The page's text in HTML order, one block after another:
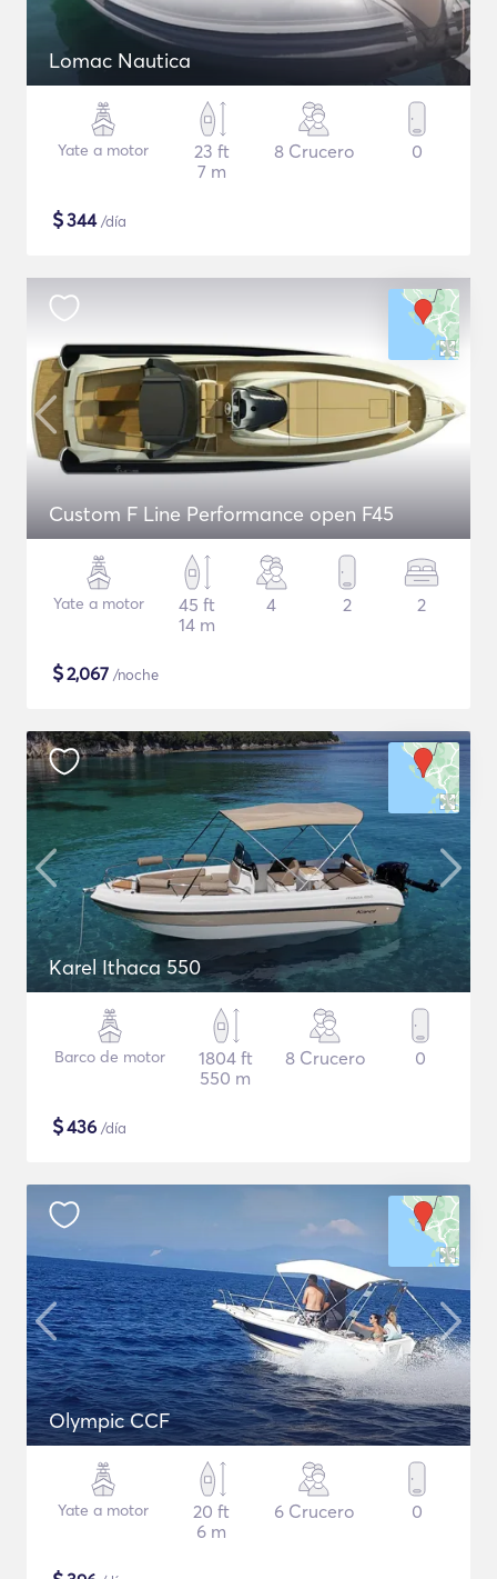
Lomac Nautica
Yate a motor
23 ft
7 m
8 Crucero 0
$344/día
Custom F Line Performance open F45
Yate a motor
45 ft
14 m
4 2 2
$2,067 /noche
Karel Ithaca 550
Barco de motor
1804 ft
550 m
8 Crucero 0
$436 /día
Olympic CCF
Yate a motor
20 ft
6 m
6 Crucero 0